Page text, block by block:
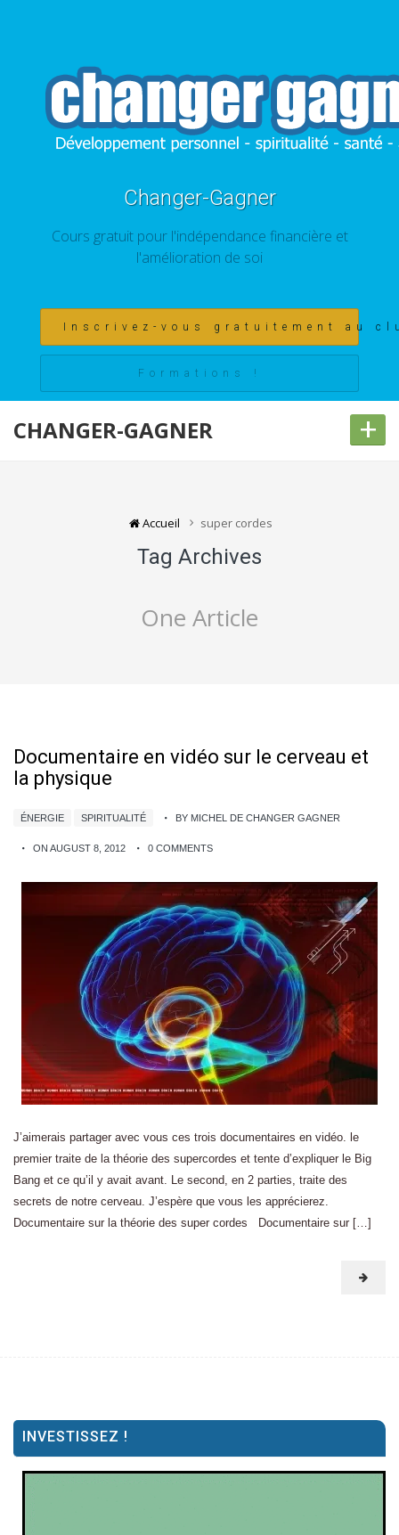
Changer-Gagner
Cours gratuit pour l'indépendance financière et
l'amélioration de soi
Inscrivez-vous gratuitement au
Formations !
CHANGER-GAGNER +
Accueil super cordes
Tag Archives
One Article
Documentaire en vidéo sur le cerveau et
la physique
ÉNERGIE SPIRITUALITÉ BY MICHEL DE CHANGER GAGNER
ON AUGUST 8, 2012 0 COMMENTS
J’aimerais partager avec vous ces trois documentaires en vidéo. le
premier traite de la théorie des supercordes et tente d’expliquer le Big
Bang et ce qu’il y avait avant. Le second, en 2 parties, traite des
secrets de notre cerveau. J’espère que vous les apprécierez.
Documentaire sur la théorie des super cordes Documentaire sur […]
INVESTISSEZ !